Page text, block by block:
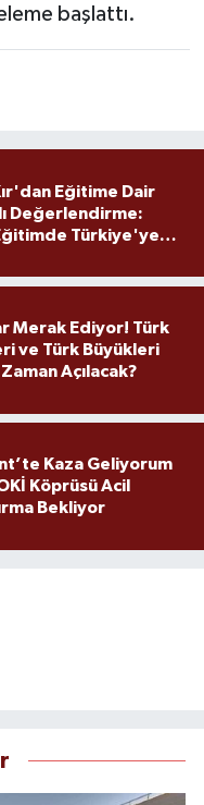
başlattı.
Eğitime Dair
Değerlendirme:
Türkiye'ye
Merak Ediyor! Türk
ve Türk Büyükleri
Zaman Açılacak?
Kaza Geliyorum
Köprüsü Acil
Bekliyor